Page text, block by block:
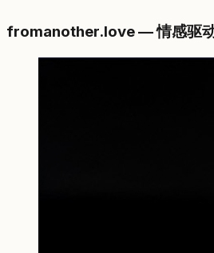
fromanother.love — 情感驱